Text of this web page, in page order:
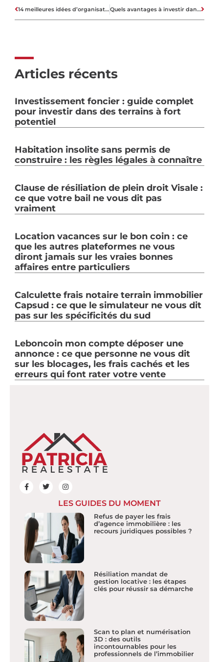
14 meilleures idées d’organisation pour la chambre des enfants Quels avantages à investir dans l’immobilier en Espagne ?
Articles récents
Investissement foncier : guide complet
pour investir dans des terrains à fort
potentiel
Habitation insolite sans permis de
construire : les règles légales à connaître
Clause de résiliation de plein droit Visale :
ce que votre bail ne vous dit pas
vraiment
Location vacances sur le bon coin : ce
que les autres plateformes ne vous
diront jamais sur les vraies bonnes
affaires entre particuliers
Calculette frais notaire terrain immobilier
Capsud : ce que le simulateur ne vous dit
pas sur les spécificités du sud
Leboncoin mon compte déposer une
annonce : ce que personne ne vous dit
sur les blocages, les frais cachés et les
erreurs qui font rater votre vente
LES GUIDES DU MOMENT
Refus de payer les frais
d’agence immobilière : les
recours juridiques possibles ?
Résiliation mandat de
gestion locative : les étapes
clés pour réussir sa démarche
Scan to plan et numérisation
3D : des outils
incontournables pour les
professionnels de l’immobilier